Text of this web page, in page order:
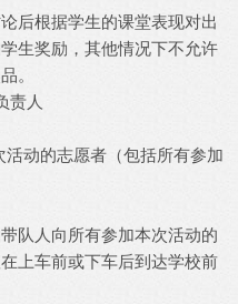
后根据学生的课堂表现对出
生奖励，其他情况下不允许
。
责人
动的志愿者（包括所有参加
队人向所有参加本次活动的
上车前或下车后到达学校前